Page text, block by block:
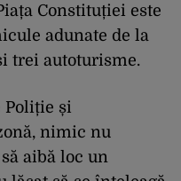
Constituției este
adunate de la
trei autoturisme.
Poliție și
nimic nu
aibă loc un